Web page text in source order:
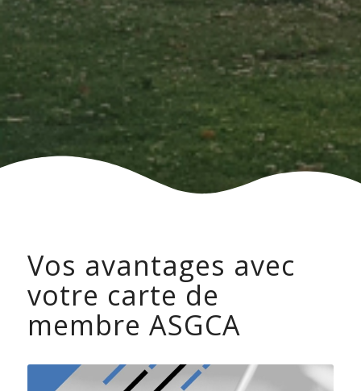
Vos avantages avec
votre carte de
membre ASGCA